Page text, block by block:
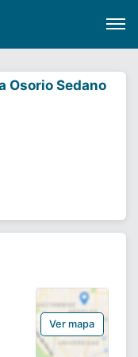
Osorio Sedano
Ver mapa